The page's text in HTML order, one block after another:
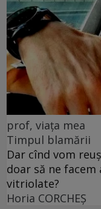
prof, viața mea
Timpul blamării
Dar cînd vom
doar să ne
vitriolate?
Horia CORCHEŞ